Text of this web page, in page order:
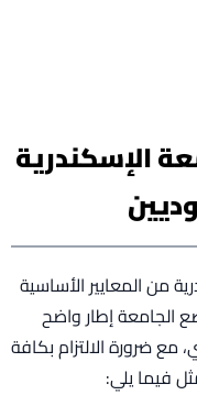
الإسكندرية
من المعايير الأساسية
الجامعة إطار واضح
ضرورة الالتزام بكافة
فيما يلي: